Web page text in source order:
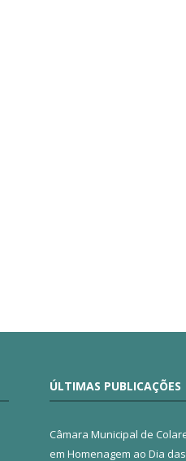
ÚLTIMAS PUBLICAÇÕES
Câmara Municipal de
em Homenagem ao Dia